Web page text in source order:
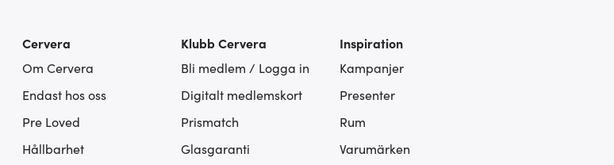
Cervera
Om Cervera
Endast hos oss
Pre Loved
Hållbarhet
Klubb Cervera
Bli medlem / Logga in
Digitalt medlemskort
Prismatch
Glasgaranti
Inspiration
Kampanjer
Presenter
Rum
Varumärken